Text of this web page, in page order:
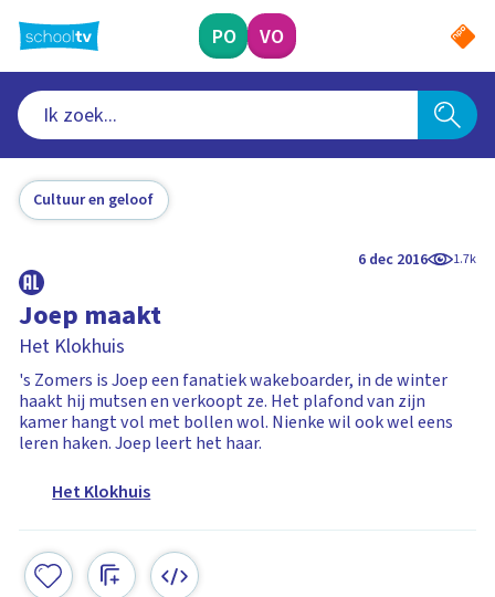
naar
hoofdinhoud
PO VO
Cultuur en geloof
6 dec 2016 1.7k
Joep maakt
Het Klokhuis
's Zomers is Joep een fanatiek wakeboarder, in de winter
haakt hij mutsen en verkoopt ze. Het plafond van zijn
kamer hangt vol met bollen wol. Nienke wil ook wel eens
leren haken. Joep leert het haar.
Het Klokhuis